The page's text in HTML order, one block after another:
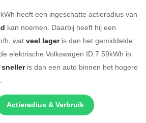
heeft een ingeschatte actieradius van
kan noemen. Daarbij heeft hij een
h, wat veel lageris dan het gemiddelde.
elektrische Volkswagen ID.7 59kWh in
is dan een auto binnen het hogere
Actieradius & Verbruik